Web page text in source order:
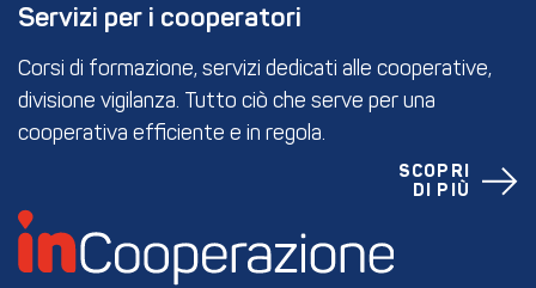
Servizi per i cooperatori
Corsi di formazione, servizi dedicati alle cooperative,
divisione vigilanza. Tutto ciò che serve per una
cooperativa efficiente e in regola.
SCOPRI
DI PIÙ